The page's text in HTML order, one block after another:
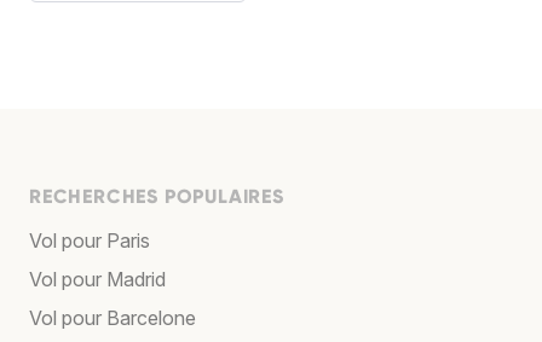
RECHERCHES POPULAIRES
Vol pour Paris
Vol pour Madrid
Vol pour Barcelone